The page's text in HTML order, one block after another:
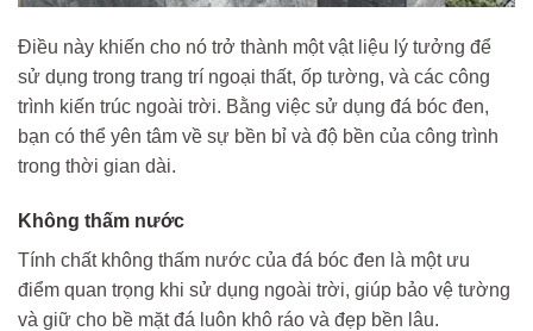
Điều này khiến cho nó trở thành một vật liệu lý tưởng để
sử dụng trong trang trí ngoại thất, ốp tường, và các công
trình kiến trúc ngoài trời. Bằng việc sử dụng đá bóc đen,
bạn có thể yên tâm về sự bền bỉ và độ bền của công trình
trong thời gian dài.
Không thấm nước
Tính chất không thấm nước của đá bóc đen là một ưu
điểm quan trọng khi sử dụng ngoài trời, giúp bảo vệ tường
và giữ cho bề mặt đá luôn khô ráo và đẹp bền lâu.